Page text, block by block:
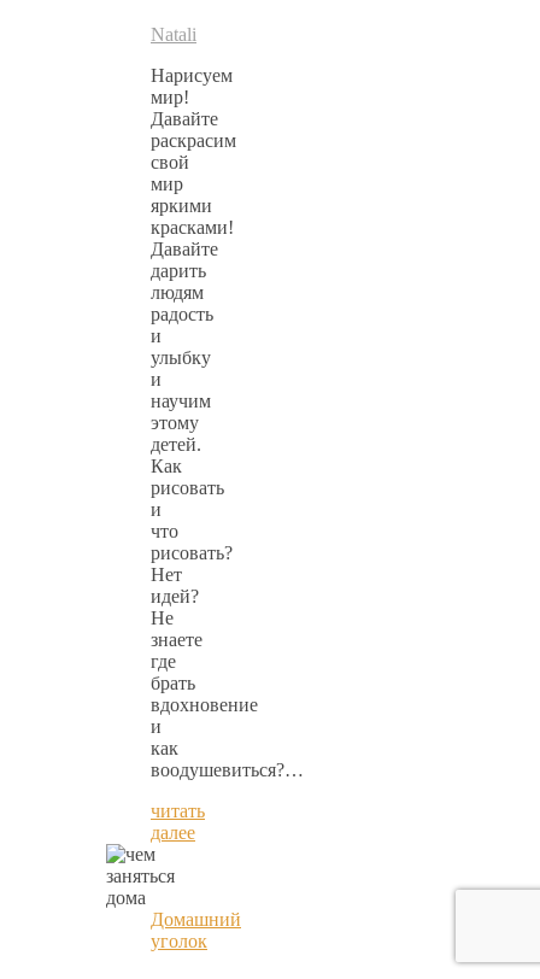
Natali
Нарисуем
мир!
Давайте
раскрасим
свой
мир
яркими
красками!
Давайте
дарить
людям
радость
и
улыбку
и
научим
этому
детей.
Как
рисовать
и
что
рисовать?
Нет
идей?
Не
знаете
где
брать
вдохновение
и
как
воодушевиться?…
читать
далее
Домашний
уголок